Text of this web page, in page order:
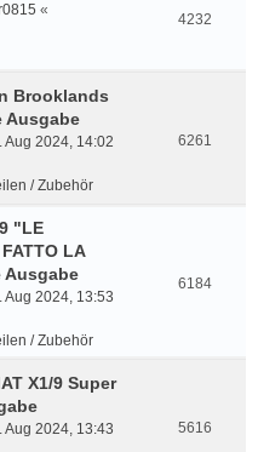
«
4232
Brooklands
Ausgabe
Aug 2024, 14:02
/ Zubehör
6261
"LE
LA
Ausgabe
Aug 2024, 13:53
/ Zubehör
6184
X1/9 Super
Aug 2024, 13:43
5616